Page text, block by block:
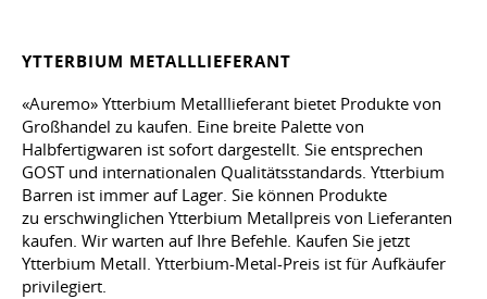
YTTERBIUM METALLLIEFERANT
«Auremo» Ytterbium Metalllieferant bietet Produkte von
Großhandel zu kaufen. Eine breite Palette von
Halbfertigwaren ist sofort dargestellt. Sie entsprechen
GOST und internationalen Qualitätsstandards. Ytterbium
Barren ist immer auf Lager. Sie können Produkte
zu erschwinglichen Ytterbium Metallpreis von Lieferanten
kaufen. Wir warten auf Ihre Befehle. Kaufen Sie jetzt
Ytterbium Metall. Ytterbium-Metal-Preis ist für Aufkäufer
privilegiert.